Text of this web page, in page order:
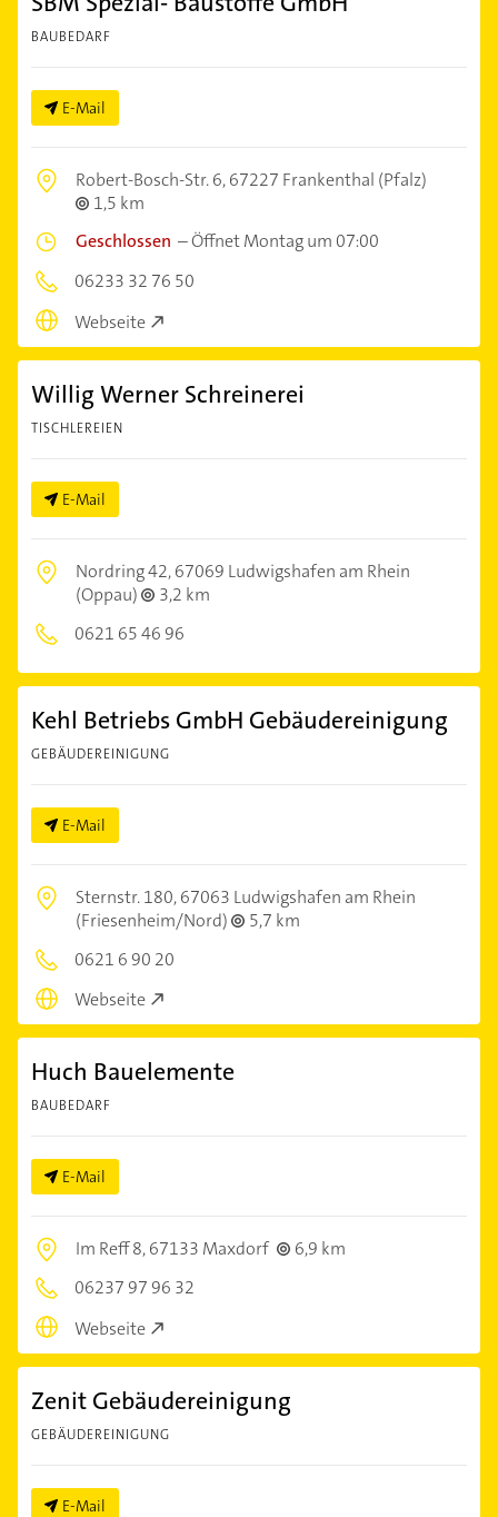
BAUBEDARF
E-Mail
Robert-Bosch-Str. 6,67227 Frankenthal (Pfalz)
1,5 km
Geschlossen –Öffnet Montag um 07:00
06233 32 76 50
Webseite
Willig Werner Schreinerei
TISCHLEREIEN
E-Mail
Nordring 42,67069 Ludwigshafen am Rhein
(Oppau)
3,2 km
0621 65 46 96
Kehl Betriebs GmbH Gebäudereinigung
GEBÄUDEREINIGUNG
E-Mail
Sternstr. 180,67063 Ludwigshafen am Rhein
(Friesenheim/Nord)
5,7 km
0621 6 90 20
Webseite
Huch Bauelemente
BAUBEDARF
E-Mail
Im Reff 8,67133 Maxdorf
6,9 km
06237 97 96 32
Webseite
Zenit Gebäudereinigung
GEBÄUDEREINIGUNG
E-Mail